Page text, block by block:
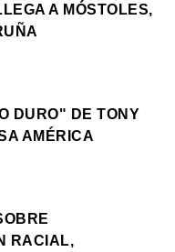
A MÓSTOLES,
DURO" DE TONY
AMÉRICA
RACIAL,